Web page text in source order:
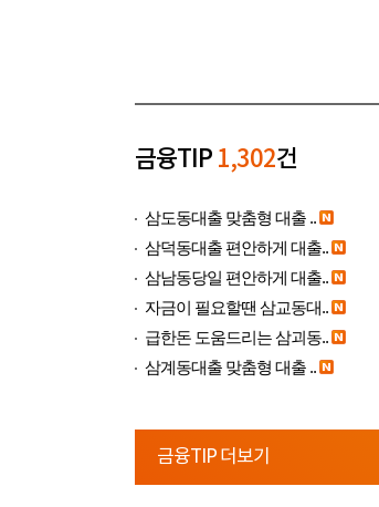
금융TIP 1,302건
삼도동대출 맞춤형 대출 ..
삼덕동대출 편안하게 대출..
삼남동당일 편안하게 대출..
자금이 필요할땐 삼교동대..
급한돈 도움드리는 삼괴동..
삼계동대출 맞춤형 대출 ..
금융TIP 더보기